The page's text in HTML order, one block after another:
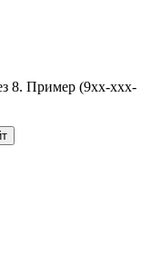
8. Пример (9хх-ххх-